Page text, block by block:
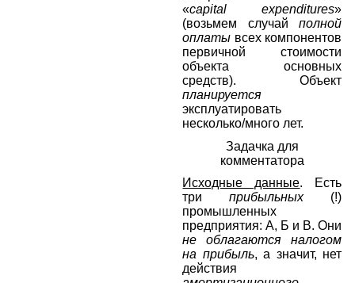
«capital expenditures»
(возьмем случайполной
оплаты всех компонентов
первичной стоимости
объекта основных
средств). Объект
планируется
эксплуатировать
несколько/много лет.
Задачка для
комментатора
Исходные данные. Есть
триприбыльных (!)
промышленных
предприятия: А, Б и В. Они
не облагаются налогом
на прибыль, а значит, нет
действия